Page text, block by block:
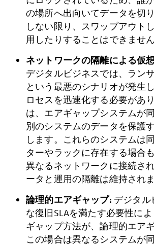
の場所へ出向いてデータを切
しない限り、スワップアウト
用したりすることはできません
ネットワークの隔離による仮
デジタルビジネスでは、ラン
という最悪のシナリオが発生
ロセスを迅速化する必要があ
は、エアギャップシステムが
別のシステムのデータを保護
します。これらのシステムは
ターやラックに存在する場合
異なるネットワークに接続さ
ータと運用の隔離は維持されま
論理的エアギャップ: デジタル
な復旧SLAを満たす必要性に
ギャップ方法が、論理的エア
この場合は異なるシステムが